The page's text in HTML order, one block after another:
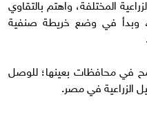
المختلفة، واهتم بالتقاوي
وبدأ في وضع خريطة صنفية
في محافظات بعينها؛ للوصل
الزراعية في مصر.